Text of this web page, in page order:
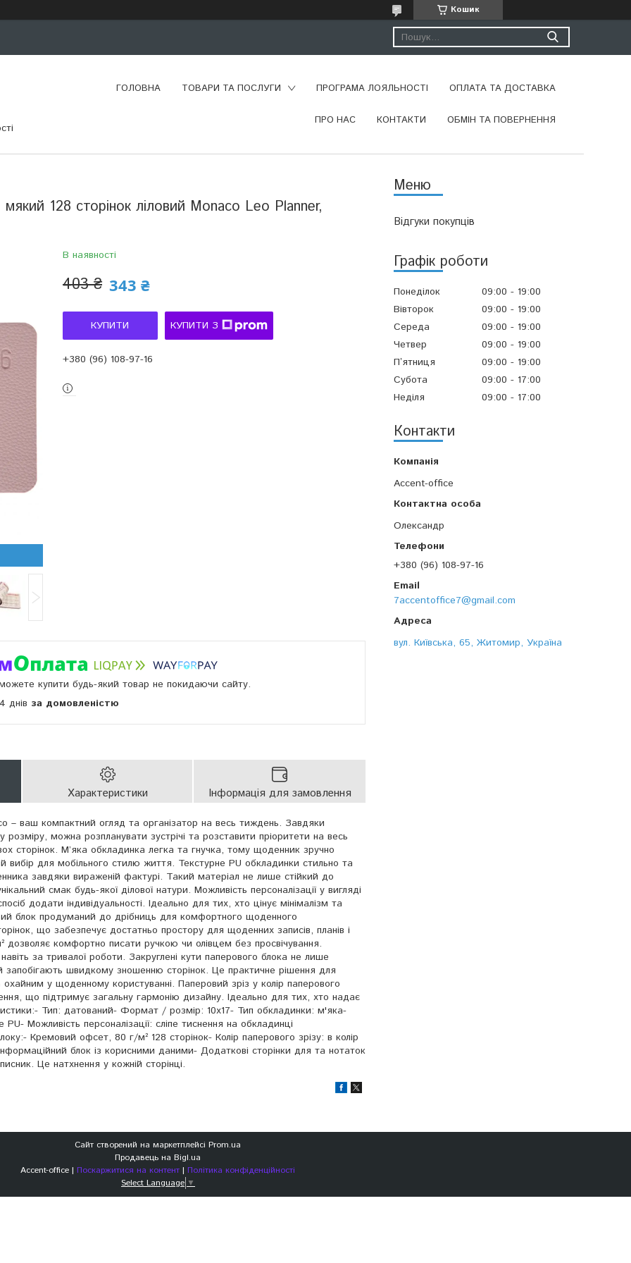
Кошик
ГОЛОВНА ТОВАРИ ТА ПОСЛУГИ ПРОГРАМА ЛОЯЛЬНОСТІ ОПЛАТА ТА ДОСТАВКА
ПРО НАС КОНТАКТИ ОБМІН ТА ПОВЕРНЕННЯ
Відгуки покупців
Графік роботи
Понеділок 09:00
19:00
Вівторок
09:00
19:00
Середа
09:00
19:00
Четвер
09:00
19:00
Пʼятниця
09:00
19:00
Субота
09:00
17:00
Неділя
09:00 17:00
Контакти
Accent-office
Олександр
+380 (96) 108-97-16
7accentoffice7@gmail.com
вул. Київська, 65, Житомир, Україна
128 сторінок ліловий Monaco Leo Planner,
В наявності
403 ₴ 343 ₴
КУПИТИ КУПИТИ З
+380 (96) 108-97-16
можете купити будь-який товар не покидаючи сайту.
днів за домовленістю
Характеристики Інформація для замовлення
ваш компактний огляд та організатор на весь тиждень. Завдяки
розміру, можна розпланувати зустрічі та розставити пріоритети на весь
сторінок. М’яка обкладинка легка та гнучка, тому щоденник зручно
для мобільного стилю життя. Текстурне PU обкладинки стильно та
завдяки вираженій фактурі. Такий матеріал не лише стійкий до
смак будь-якої ділової натури. Можливість персоналізації у вигляді
додати індивідуальності. Ідеально для тих, хто цінує мінімалізм та
блок продуманий до дрібниць для комфортного щоденного
що забезпечує достатньо простору для щоденних записів, планів і
дозволяє комфортно писати ручкою чи олівцем без просвічування.
за тривалої роботи. Закруглені кути паперового блока не лише
швидкому зношенню сторінок. Це практичне рішення для
у щоденному користуванні. Паперовий зріз у колір паперового
що підтримує загальну гармонію дизайну. Ідеально для тих, хто надає
Тип: датований- Формат / розмір: 10х17- Тип обкладинки: м'яка-
Можливість персоналізації: сліпе тиснення на обкладинці
Кремовий офсет, 80 г/м² 128 сторінок- Колір паперового зрізу: в колір
блок із корисними даними- Додаткові сторінки для та нотаток
Це натхнення у кожній сторінці.
Сайт створений на маркетплейсі Prom.ua
Продавець на Bigl.ua
Accent-office | Поскаржитися на контент | Політика конфіденційності
Select Language ▼